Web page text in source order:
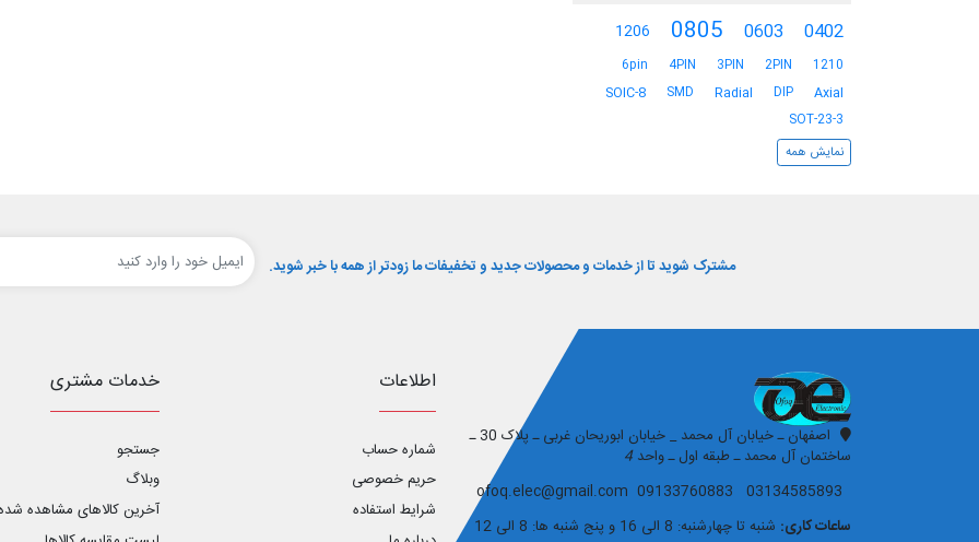
0402
0603
0805
1206
1210
2PIN
3PIN
4PIN
6pin
Axial
DIP
Radial
SMD
SOIC-8
SOT-23-3
نمایش همه
مشترک شوید تا از خدمات و محصولات جدید و تخفیفات ما زودتر از همه با خبر شوید.
اصفهان ـ خیابان آل محمد _ خیابان ابوریحان غربی ـ پلاک 30 ـ
ساختمان آل محمد ـ طبقه اول ـ واحد4
ساعات کاری: شنبه تا چهارشنبه: 8 الی 16 و پنج شنبه ها: 8 الی 12
اطلاعات
شماره حساب
حریم خصوصی
شرایط استفاده
خدمات مشتری
جستجو
وبلاگ
آخرین کالاهای مشاهده